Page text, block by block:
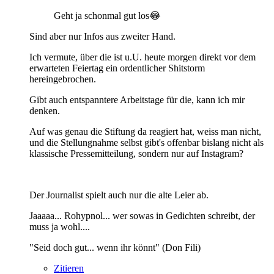
Geht ja schonmal gut los😂
Sind aber nur Infos aus zweiter Hand.
Ich vermute, über die ist u.U. heute morgen direkt vor dem
erwarteten Feiertag ein ordentlicher Shitstorm
hereingebrochen.
Gibt auch entspanntere Arbeitstage für die, kann ich mir
denken.
Auf was genau die Stiftung da reagiert hat, weiss man nicht,
und die Stellungnahme selbst gibt's offenbar bislang nicht als
klassische Pressemitteilung, sondern nur auf Instagram?
Der Journalist spielt auch nur die alte Leier ab.
Jaaaaa... Rohypnol... wer sowas in Gedichten schreibt, der
muss ja wohl....
"Seid doch gut... wenn ihr könnt" (Don Fili)
Zitieren